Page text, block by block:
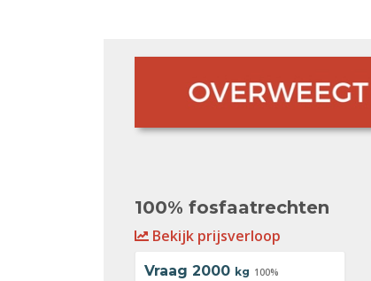
100% fosfaatrechten
Bekijk prijsverloop
Vraag 2000 kg 100%